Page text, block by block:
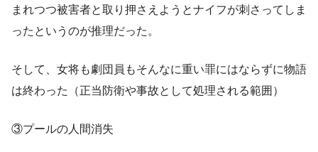
まれつつ被害者と取り押さえようとナイフが刺さってしま
ったというのが推理だった。
そして、女将も劇団員もそんなに重い罪にはならずに物語
は終わった（正当防衛や事故として処理される範囲）
③プールの人間消失